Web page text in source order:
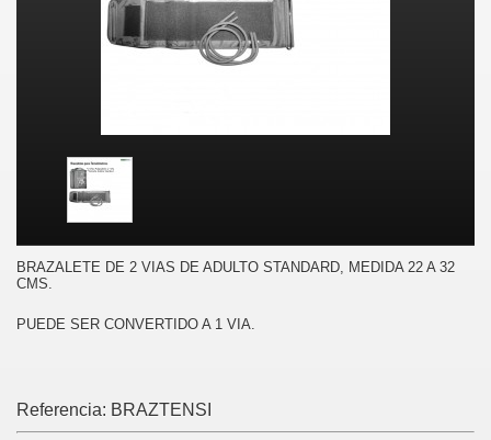
BRAZALETE DE 2 VIAS DE ADULTO STANDARD, MEDIDA 22 A 32
CMS.
PUEDE SER CONVERTIDO A 1 VIA.
Referencia: BRAZTENSI